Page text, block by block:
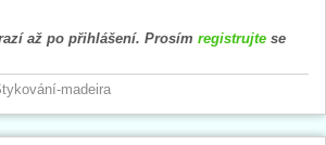
až po přihlášení. Prosím registrujte se
madeira